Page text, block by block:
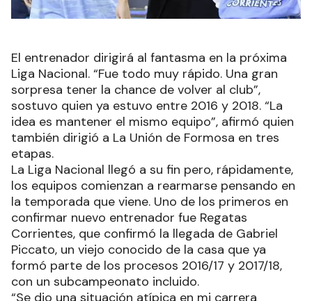
El entrenador dirigirá al fantasma en la próxima
Liga Nacional. “Fue todo muy rápido. Una gran
sorpresa tener la chance de volver al club”,
sostuvo quien ya estuvo entre 2016 y 2018. “La
idea es mantener el mismo equipo”, afirmó quien
también dirigió a La Unión de Formosa en tres
etapas.
La Liga Nacional llegó a su fin pero, rápidamente,
los equipos comienzan a rearmarse pensando en
la temporada que viene. Uno de los primeros en
confirmar nuevo entrenador fue Regatas
Corrientes, que confirmó la llegada de Gabriel
Piccato, un viejo conocido de la casa que ya
formó parte de los procesos 2016/17 y 2017/18,
con un subcampeonato incluido.
“Se dio una situación atípica en mi carrera